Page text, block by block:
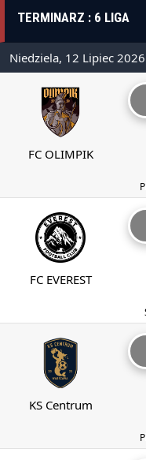
TERMINARZ : 6 LIGA
Niedziela, 12 Lipiec 2026
FC OLIMPIK
FC EVEREST
KS Centrum